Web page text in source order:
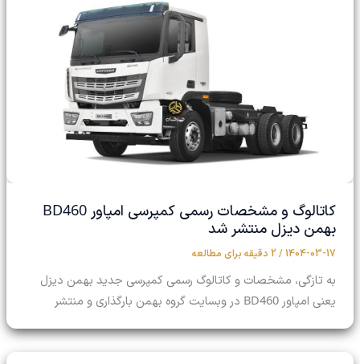
کاتالوگ و مشخصات رسمی کمپرسی امپاور BD460
بهمن دیزل منتشر شد
1404-03-17
/ 2 دقیقه برای مطالعه
به تازگی، مشخصات و کاتالوگ رسمی کمپرسی جدید بهمن دیزل
یعنی امپاور BD460 در وبسایت گروه بهمن بارگذاری و منتشر